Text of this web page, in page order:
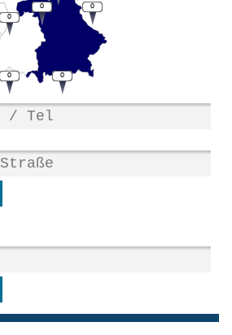
0
0
0
0
0